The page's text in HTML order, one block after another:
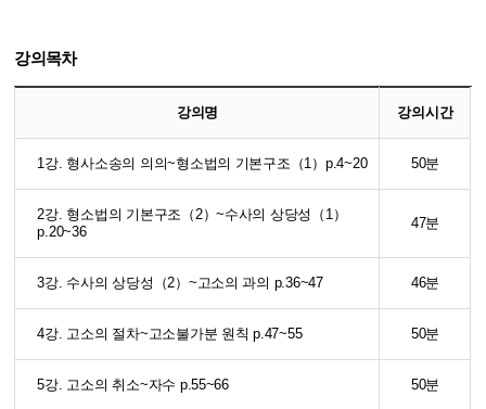
강의목차
강의명 강의시간
1강. 형사소송의 의의~형소법의 기본구조（1）p.4~20 50분
2강. 형소법의 기본구조（2）~수사의 상당성（1）
p.20~36
47분
3강. 수사의 상당성（2）~고소의 과의 p.36~47 46분
4강. 고소의 절차~고소불가분 원칙 p.47~55 50분
5강. 고소의 취소~자수 p.55~66 50분